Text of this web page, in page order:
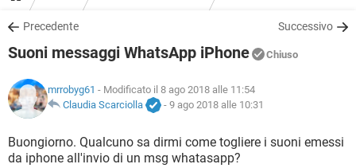
iOS
INSTAGRAM WHATSAPP
TIKTOK
HARDWARE
COVID-19 GAMING
INSTAGRAM WHATSAPP
TIKTOK
HARDWARE
DOWNLOAD
COVID-19 GAMING
INTRATTENIMENTO
iOS WINDOWS 10
INSTAGRAM WHATSAPP
TIKTOK FACEBOOK
COVID-19 GAMING
INTRATTENIMENTO
iOS WINDOWS 10
GLOSSARIO
COVID-19
INTRATTENIMENTO ANDROID
Precedente Successivo
Suoni messaggi WhatsApp iPhone Chiuso
mrrobyg61 - Modificato il 8 ago 2018 alle 11:54
Claudia Scarciolla
- 9 ago 2018 alle 10:31
Buongiorno. Qualcuno sa dirmi come togliere i suoni emessi
da iphone all'invio di un msg whatasapp?